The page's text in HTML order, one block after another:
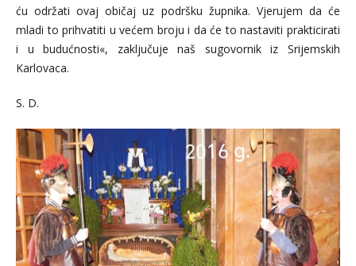
ću održati ovaj običaj uz podršku župnika. Vjerujem da će
mladi to prihvatiti u većem broju i da će to nastaviti prakticirati
i u budućnosti«, zaključuje naš sugovornik iz Srijemskih
Karlovaca.
S. D.